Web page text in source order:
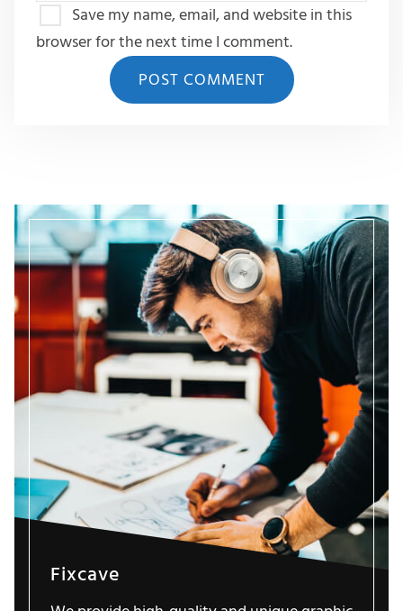
Save my name, email, and website in this
browser for the next time I comment.
Fixcave